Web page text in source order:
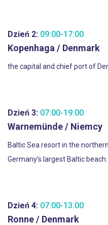
Dzień 2: 09:00-17:00
Kopenhaga / Denmark
the capital and chief port of
Dzień 3: 07:00-19:00
Warnemünde / Niemcy
Baltic Sea resort in the
Germany's largest Baltic beach.
Dzień 4: 07:00-13:00
Ronne / Denmark